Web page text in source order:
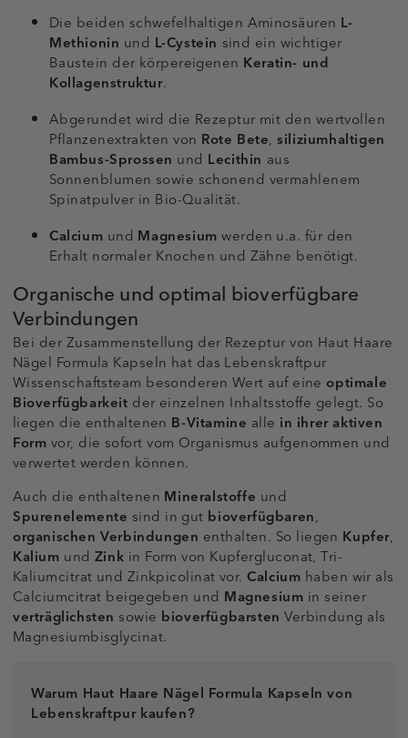
Die beiden schwefelhaltigen Aminosäuren L-
Methionin und L-Cystein sind ein wichtiger
Baustein der körpereigenen Keratin- und
Kollagenstruktur.
Abgerundet wird die Rezeptur mit den wertvollen
Pflanzenextrakten von Rote Bete,siliziumhaltigen
Bambus-Sprossen und Lecithin aus
Sonnenblumen sowie schonend vermahlenem
Spinatpulver in Bio-Qualität.
Calcium und Magnesiumwerden u.a. für den
Erhalt normaler Knochen und Zähne benötigt.
Organische und optimal bioverfügbare
Verbindungen
Bei der Zusammenstellung der Rezeptur von Haut Haare
Nägel Formula Kapseln hat das Lebenskraftpur
Wissenschaftsteam besonderen Wert auf eineoptimale
Bioverfügbarkeit der einzelnen Inhaltsstoffe gelegt. So
liegen die enthaltenen B-Vitamine alle in ihreraktiven
Formvor, die sofort vom Organismus aufgenommen und
verwertet werden können.
Auch die enthaltenen Mineralstoffe und
Spurenelemente sind in gut bioverfügbaren,
organischen Verbindungen enthalten. So liegen Kupfer,
Kalium und Zink in Form von Kupfergluconat, Tri-
Kaliumcitrat und Zinkpicolinat vor.Calcium haben wir als
Calciumcitrat beigegeben und Magnesium in seiner
verträglichsten sowie bioverfügbarsten Verbindung als
Magnesiumbisglycinat.
Warum Haut Haare Nägel Formula Kapseln von
Lebenskraftpur kaufen?